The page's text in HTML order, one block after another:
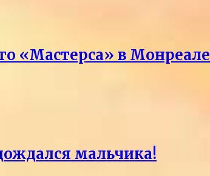
«Мастерса» в Монреале
мальчика!